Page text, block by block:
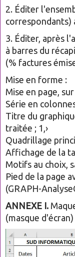
2. Éditer
correspondants)
3. Éditer, après
à barres du
(% factures
Mise en forme :
Mise en page,
Série en
Titre du
traitée ; 1,›
Quadrillage
Affichage de la
Motifs au choix,
Pied de la page
(GRAPH-
ANNEXE I.
(masque d'écran)